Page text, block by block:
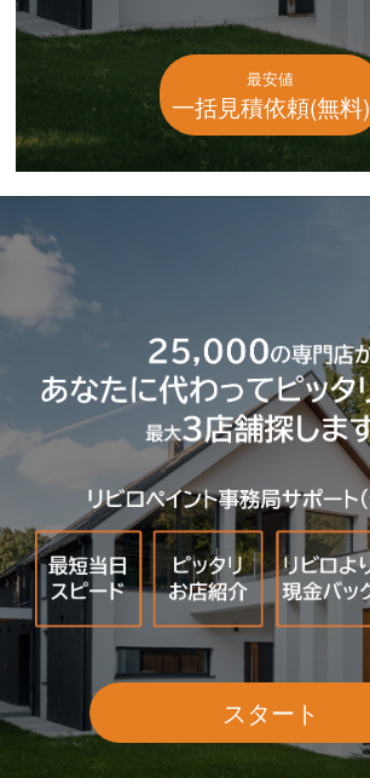
最安値
一括見積依頼(無料)
スタート